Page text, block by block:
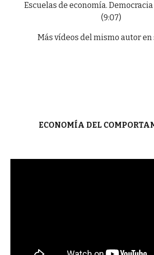
Escuelas de economía.
(9:07)
Más vídeos del mismo autor en
ECONOMÍA DEL